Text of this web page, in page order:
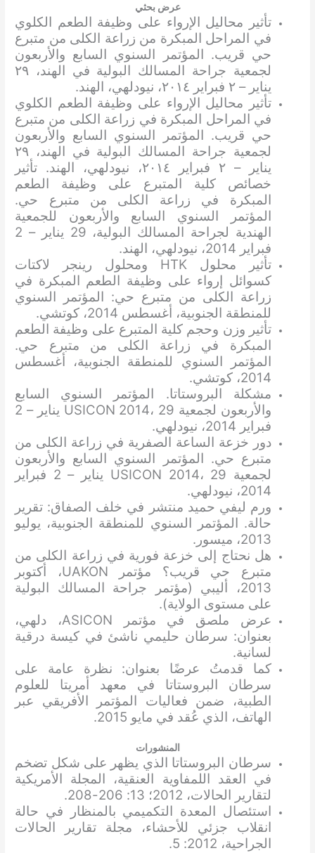
عرض بحثي
تأثير محاليل الإرواء على وظيفة الطعم الكلوي
في المراحل المبكرة من زراعة الكلى من متبرع
حي قريب. المؤتمر السنوي السابع والأربعون
لجمعية جراحة المسالك البولية في الهند، ٢٩
يناير – ٢ فبراير ٢٠١٤، نيودلهي، الهند.
تأثير محاليل الإرواء على وظيفة الطعم الكلوي
في المراحل المبكرة في زراعة الكلى من متبرع
حي قريب. المؤتمر السنوي السابع والأربعون
لجمعية جراحة المسالك البولية في الهند، ٢٩
يناير – ٢ فبراير ٢٠١٤، نيودلهي، الهند. تأثير
خصائص كلية المتبرع على وظيفة الطعم
المبكرة في زراعة الكلى من متبرع حي.
المؤتمر السنوي السابع والأربعون للجمعية
الهندية لجراحة المسالك البولية، 29 يناير – 2
فبراير 2014، نيودلهي، الهند.
تأثير محلول HTK ومحلول رينجر لاكتات
كسوائل إرواء على وظيفة الطعم المبكرة في
زراعة الكلى من متبرع حي: المؤتمر السنوي
للمنطقة الجنوبية، أغسطس 2014، كوتشي.
تأثير وزن وحجم كلية المتبرع على وظيفة الطعم
المبكرة في زراعة الكلى من متبرع حي.
المؤتمر السنوي للمنطقة الجنوبية، أغسطس
2014، كوتشي.
مشكلة البروستاتا. المؤتمر السنوي السابع
والأربعون لجمعية USICON 2014، 29 يناير – 2
فبراير 2014، نيودلهي.
دور خزعة الساعة الصفرية في زراعة الكلى من
متبرع حي. المؤتمر السنوي السابع والأربعون
لجمعية USICON 2014، 29 يناير – 2 فبراير
2014، نيودلهي.
ورم ليفي حميد منتشر في خلف الصفاق: تقرير
حالة. المؤتمر السنوي للمنطقة الجنوبية، يوليو
2013، ميسور.
هل نحتاج إلى خزعة فورية في زراعة الكلى من
متبرع حي قريب؟ مؤتمر UAKON، أكتوبر
2013، أليبي (مؤتمر جراحة المسالك البولية
على مستوى الولاية).
عرض ملصق في مؤتمر ASICON، دلهي،
بعنوان: سرطان حليمي ناشئ في كيسة درقية
لسانية.
كما قدمتُ عرضًا بعنوان: نظرة عامة على
سرطان البروستاتا في معهد أمريتا للعلوم
الطبية، ضمن فعاليات المؤتمر الأفريقي عبر
الهاتف، الذي عُقد في مايو 2015.
المنشورات
سرطان البروستاتا الذي يظهر على شكل تضخم
في العقد اللمفاوية العنقية، المجلة الأمريكية
لتقارير الحالات، 2012؛ 13: 206-208.
استئصال المعدة التكميمي بالمنظار في حالة
انقلاب جزئي للأحشاء، مجلة تقارير الحالات
الجراحية، 2012: 5.